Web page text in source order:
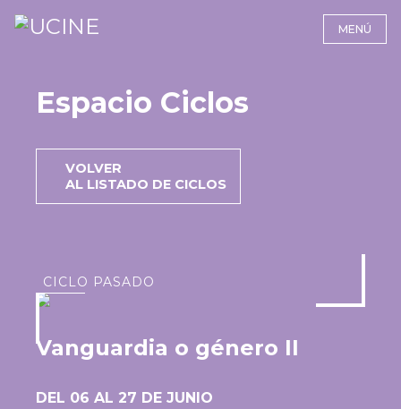
MENÚ
Espacio Ciclos
VOLVER
AL LISTADO DE CICLOS
CICLO PASADO
Vanguardia o género II
DEL 06 AL 27 DE JUNIO